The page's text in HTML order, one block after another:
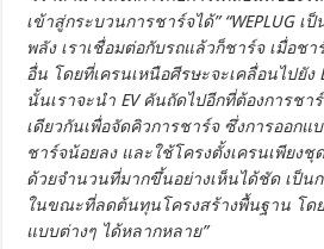
เข้าสู่กระบวนการชาร์จได้” “WEPLUG เ
พลัง เราเชื่อมต่อกับรถแล้วก็ชาร์จ เมื่อชา
อื่น โดยที่เครนเหนือศีรษะจะเคลื่อนไปยัง
นั้นเราจะนำ EV คันถัดไปอีกที่ต้องการชา
เดียวกันเพื่อจัดคิวการชาร์จ ซึ่งการออก
ชาร์จน้อยลง และใช้โครงตั้งเครนเพียงชุ
ด้วยจำนวนที่มากขึ้นอย่างเห็นได้ชัด เป็น
ในขณะที่ลดต้นทุนโครงสร้างพื้นฐาน โด
แบบต่างๆ ได้หลากหลาย”